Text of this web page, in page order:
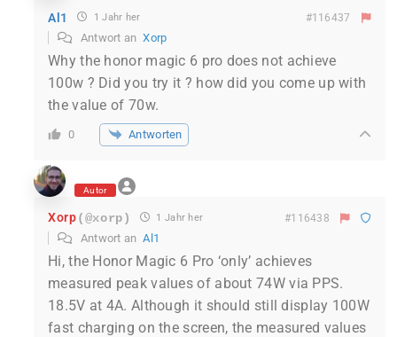
Al1 1 Jahr her #116437
Antwort anXorp
Why the honor magic 6 pro does not achieve
100w ? Did you try it ? how did you come up with
the value of 70w.
0 Antworten
Autor
Xorp(@xorp) 1 Jahr her #116438
Antwort anAl1
Hi, the Honor Magic 6 Pro ‘only’ achieves
measured peak values of about 74W via PPS.
18.5V at 4A. Although it should still display 100W
fast charging on the screen, the measured values